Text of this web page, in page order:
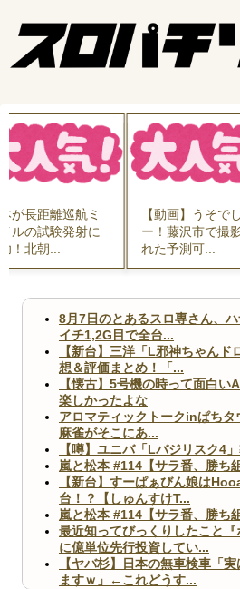
が長距離巡航ミ
ルの試験発射に
！北朝...
【動画】うそで
ー！藤沢市で撮
れた予測可...
8月7日のとあるスロ専さん、
イチ1,2G目で全台...
【新台】三洋「L邪神ちゃん
想＆評価まとめ！「...
【懐古】5号機の時って面白い
楽しかったよな
アロマティックトークinぱち
麻雀がそこにあ...
【噂】ユニバ「Lバジリスク4
嵐と松本 #114【サラ番、勝ち
【新台】すーぱぁびん娘は
台！？【しゅんすけT...
嵐と松本 #114【サラ番、勝ち
最近知ってびっくりしたこと
に億単位先行投資してい...
【ヤバ杉】日本の無車検車「
ますｗ」←これどうす...